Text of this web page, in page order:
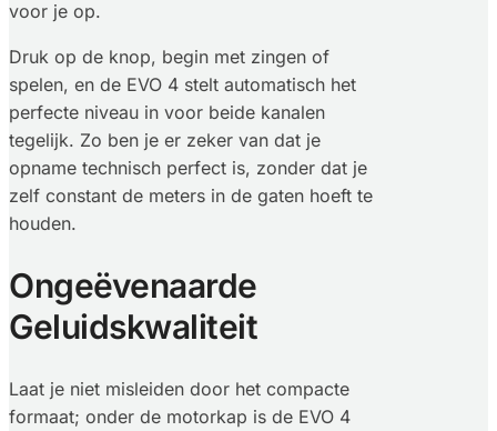
voor je op.
Druk op de knop, begin met zingen of
spelen, en de EVO 4 stelt automatisch het
perfecte niveau in voor beide kanalen
tegelijk. Zo ben je er zeker van dat je
opname technisch perfect is, zonder dat je
zelf constant de meters in de gaten hoeft te
houden.
Ongeëvenaarde
Geluidskwaliteit
Laat je niet misleiden door het compacte
formaat; onder de motorkap is de EVO 4